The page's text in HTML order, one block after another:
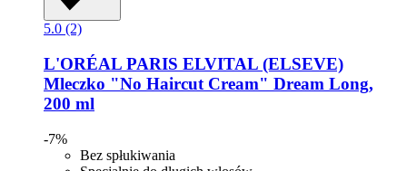
5.0 (2)
L'ORÉAL PARIS ELVITAL (ELSEVE)
Mleczko "No Haircut Cream" Dream Long,
200 ml
-7%
Bez spłukiwania